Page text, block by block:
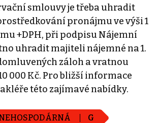
smlouvy je třeba uhradit
pronájmu ve výši 1
+DPH, při podpisu Nájemní
uhradit majiteli nájemné na 1.
záloh a vratnou
000 Kč. Pro bližší informace
této zajímavé nabídky.
G